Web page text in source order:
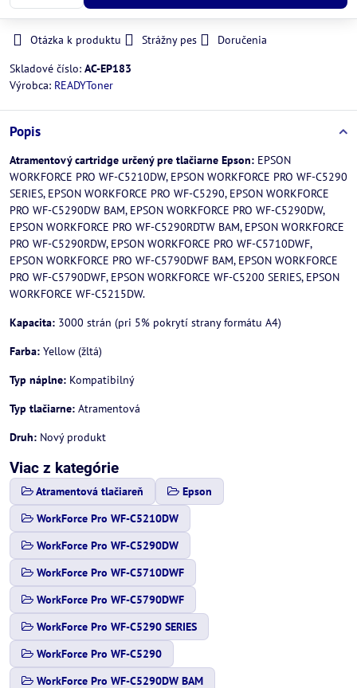
Otázka k produktu Strážny pes
Doručenia
Skladové číslo: AC-EP183
Výrobca: READYToner
Popis
Atramentový cartridge určený pre tlačiarne Epson: EPSON
WORKFORCE PRO WF-C5210DW, EPSON WORKFORCE PRO WF-C5290
SERIES, EPSON WORKFORCE PRO WF-C5290, EPSON WORKFORCE
PRO WF-C5290DW BAM, EPSON WORKFORCE PRO WF-C5290DW,
EPSON WORKFORCE PRO WF-C5290RDTW BAM, EPSON WORKFORCE
PRO WF-C5290RDW, EPSON WORKFORCE PRO WF-C5710DWF,
EPSON WORKFORCE PRO WF-C5790DWF BAM, EPSON WORKFORCE
PRO WF-C5790DWF, EPSON WORKFORCE WF-C5200 SERIES, EPSON
WORKFORCE WF-C5215DW.
Kapacita: 3000 strán (pri 5% pokrytí strany formátu A4)
Farba: Yellow (žltá)
Typ náplne: Kompatibilný
Typ tlačiarne: Atramentová
Druh: Nový produkt
Viac z kategórie
Atramentová tlačiareň
Epson
WorkForce Pro WF-C5210DW
WorkForce Pro WF-C5290DW
WorkForce Pro WF-C5710DWF
WorkForce Pro WF-C5790DWF
WorkForce Pro WF-C5290 SERIES
WorkForce Pro WF-C5290
WorkForce Pro WF-C5290DW BAM